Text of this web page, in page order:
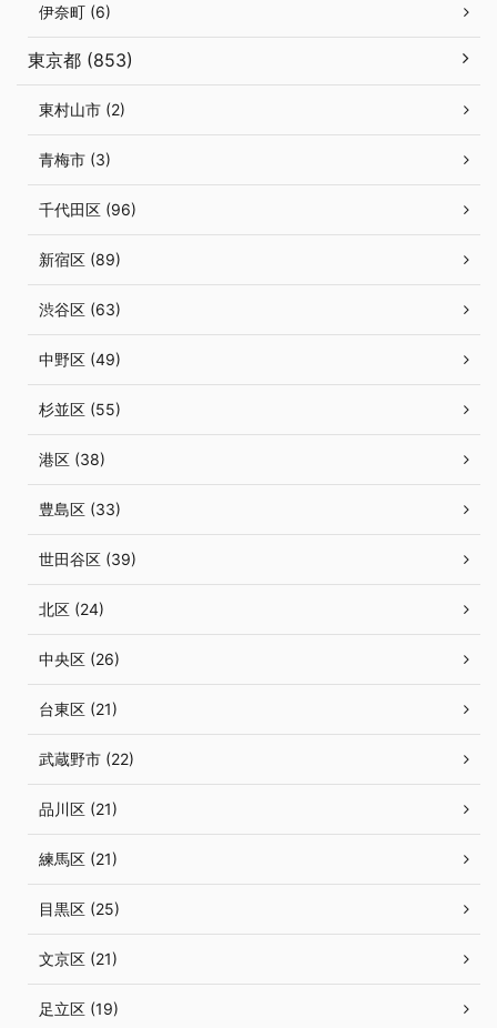
伊奈町 (6)
東京都 (853)
東村山市 (2)
青梅市 (3)
千代田区 (96)
新宿区 (89)
渋谷区 (63)
中野区 (49)
杉並区 (55)
港区 (38)
豊島区 (33)
世田谷区 (39)
北区 (24)
中央区 (26)
台東区 (21)
武蔵野市 (22)
品川区 (21)
練馬区 (21)
目黒区 (25)
文京区 (21)
足立区 (19)